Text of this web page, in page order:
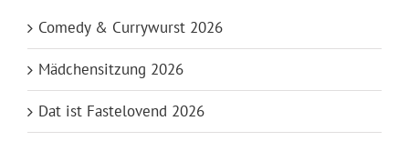
Comedy & Currywurst 2026
Mädchensitzung 2026
Dat ist Fastelovend 2026